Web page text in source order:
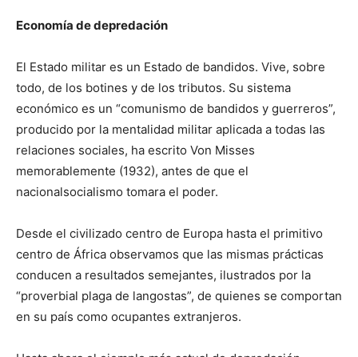
Economía de depredación
El Estado militar es un Estado de bandidos. Vive, sobre
todo, de los botines y de los tributos. Su sistema
económico es un “comunismo de bandidos y guerreros”,
producido por la mentalidad militar aplicada a todas las
relaciones sociales, ha escrito Von Misses
memorablemente (1932), antes de que el
nacionalsocialismo tomara el poder.
Desde el civilizado centro de Europa hasta el primitivo
centro de África observamos que las mismas prácticas
conducen a resultados semejantes, ilustrados por la
“proverbial plaga de langostas”, de quienes se comportan
en su país como ocupantes extranjeros.